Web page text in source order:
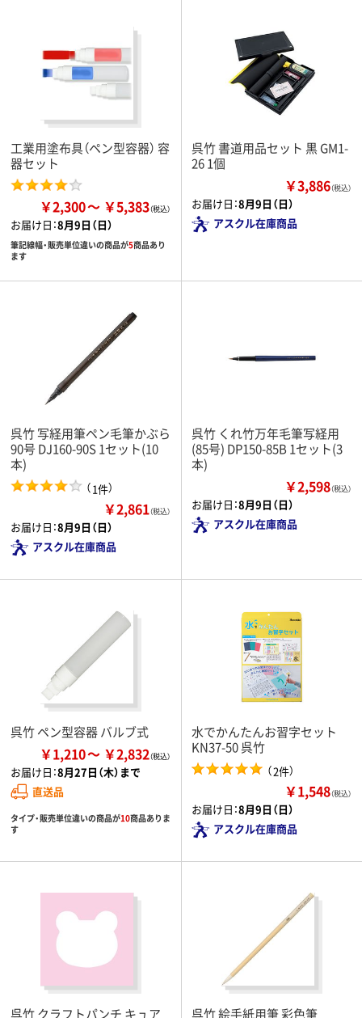
工業用塗布具（ペン型容器） 容
器セット
￥2,300 ￥5,383
お届け日：8月9日（日）
筆記線幅・販売単位違いの商品が5商品あり
ます
呉竹 書道用品セット 黒 GM1-
26 1個
￥3,886（税込）
お届け日：8月9日（日）
アスクル在庫商品
呉竹 写経用筆ペン毛筆かぶら
90号 DJ160-90S 1セット(10
本)
（1件）
￥2,861（税込）
お届け日：8月9日（日）
アスクル在庫商品
呉竹 くれ竹万年毛筆写経用
(85号) DP150-85B 1セット(3
本)
￥2,598（税込）
お届け日：8月9日（日）
アスクル在庫商品
呉竹 ペン型容器 バルブ式
￥1,210 ￥2,832
お届け日：8月27日（木）まで
直送品
タイプ・販売単位違いの商品が10商品ありま
す
水でかんたんお習字セット
KN37-50 呉竹
（2件）
￥1,548（税込）
お届け日：8月9日（日）
アスクル在庫商品
呉竹 クラフトパンチ キュア 呉竹 絵手紙用筆 彩色筆